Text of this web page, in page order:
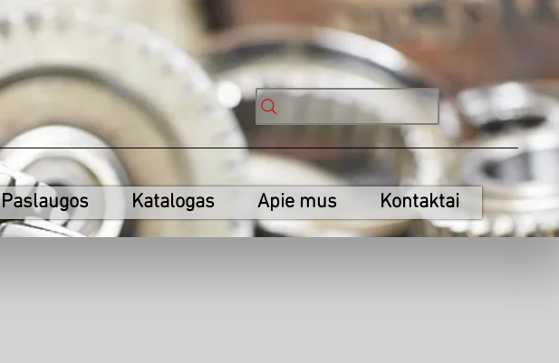
Paslaugos Katalogas Apie mus Kontaktai